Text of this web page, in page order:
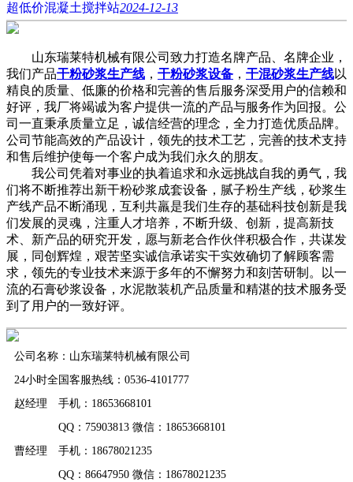
超低价混凝土搅拌站2024-12-13
山东瑞莱特机械有限公司致力打造名牌产品、名牌企业，
我们产品干粉砂浆生产线 ， 干粉砂浆设备 ， 干混砂浆生产线以
精良的质量、低廉的价格和完善的售后服务深受用户的信赖和
好评，我厂将竭诚为客户提供一流的产品与服务作为回报。公
司一直秉承质量立足，诚信经营的理念，全力打造优质品牌。
公司节能高效的产品设计，领先的技术工艺，完善的技术支持
和售后维护使每一个客户成为我们永久的朋友。
我公司凭着对事业的执着追求和永远挑战自我的勇气，我
们将不断推荐出新干粉砂浆成套设备，腻子粉生产线，砂浆生
产线产品不断涌现，互利共羸是我们生存的基础科技创新是我
们发展的灵魂，注重人才培养，不断升级、创新，提高新技
术、新产品的研究开发，愿与新老合作伙伴积极合作，共谋发
展，同创辉煌，艰苦坚实诚信承诺实干实效确切了解顾客需
求，领先的专业技术来源于多年的不懈努力和刻苦研制。以一
流的石膏砂浆设备，水泥散装机产品质量和精湛的技术服务受
到了用户的一致好评。
公司名称：山东瑞莱特机械有限公司
24小时全国客服热线：0536-4101777
赵经理 手机：18653668101
QQ：75903813 微信：18653668101
曹经理 手机：18678021235
QQ：86647950 微信：18678021235